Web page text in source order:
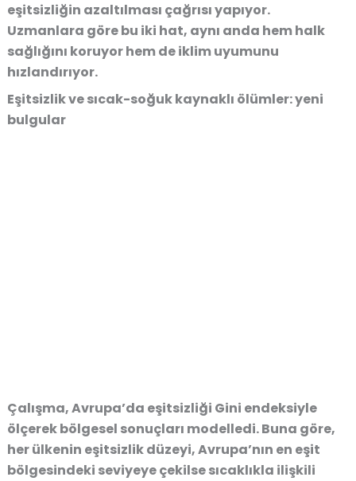
eşitsizliğin azaltılması çağrısı yapıyor.
Uzmanlara göre bu iki hat, aynı anda hem halk
sağlığını koruyor hem de iklim uyumunu
hızlandırıyor.
Eşitsizlik ve sıcak-soğuk kaynaklı ölümler: yeni
bulgular
Çalışma, Avrupa’da eşitsizliği Gini endeksiyle
ölçerek bölgesel sonuçları modelledi. Buna göre,
her ülkenin eşitsizlik düzeyi, Avrupa’nın en eşit
bölgesindeki seviyeye çekilse sıcaklıkla ilişkili